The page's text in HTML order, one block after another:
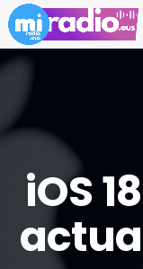
iOS